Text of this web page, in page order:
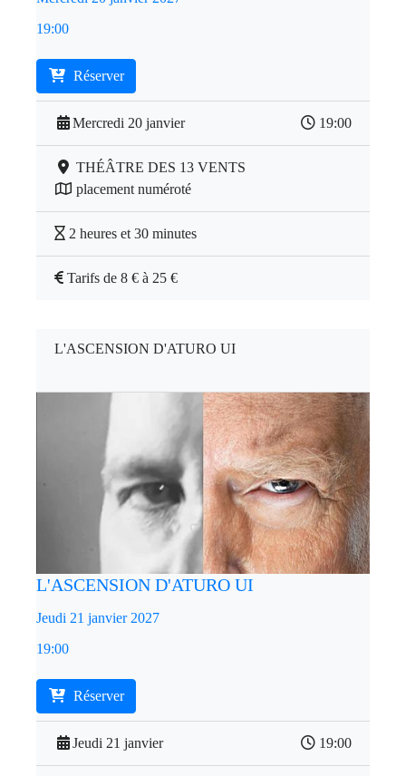
19:00
Réserver
Mercredi 20 janvier 19:00
THÉÂTRE DES 13 VENTS
placement numéroté
2 heures et 30 minutes
Tarifs de 8 € à 25 €
L'ASCENSION D'ATURO UI
L'ASCENSION D'ATURO UI
Jeudi 21 janvier 2027
19:00
Réserver
Jeudi 21 janvier 19:00